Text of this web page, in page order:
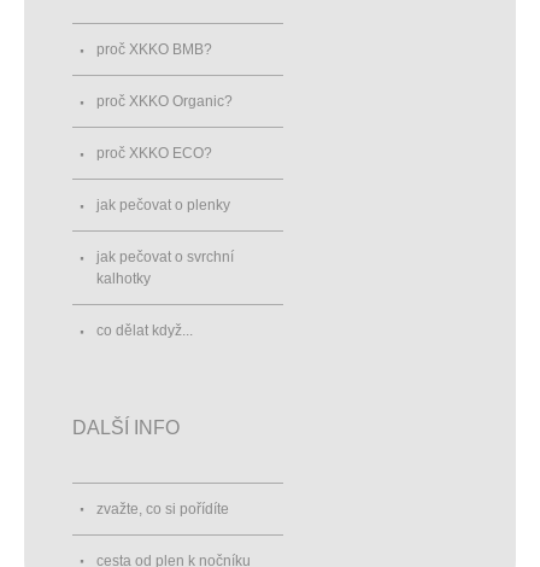
proč XKKO BMB?
proč XKKO Organic?
proč XKKO ECO?
jak pečovat o plenky
jak pečovat o svrchní
kalhotky
co dělat když...
DALŠÍ INFO
zvažte, co si pořídíte
cesta od plen k nočníku